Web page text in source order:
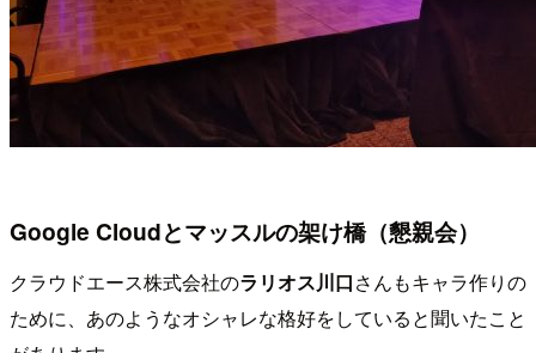
Google Cloudとマッスルの架け橋（懇親会）
クラウドエース株式会社のラリオス川口さんもキャラ作りの
ために、あのようなオシャレな格好をしていると聞いたこと